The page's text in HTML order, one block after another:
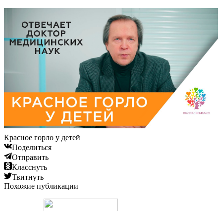
Красное горло у детей
Поделиться
Отправить
Класснуть
Твитнуть
Похожие публикации